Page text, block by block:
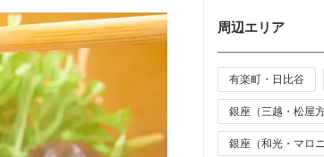
周辺エリア
有楽町・日比谷
銀座（三越・松屋方
銀座（和光・マロ